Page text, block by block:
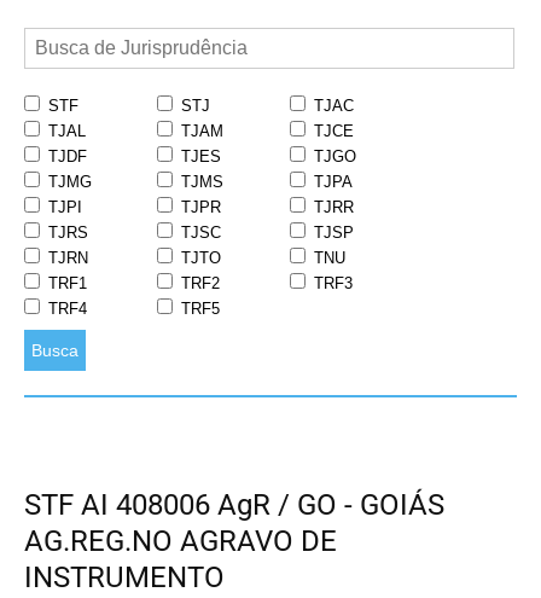
STF STJ
TJAC
TJAL
TJAM
TJCE
TJDF
TJES
TJGO
TJMG
TJMS
TJPA
TJPI
TJPR
TJRR
TJRS
TJSC
TJSP
TJRN
TJTO
TNU
TRF1
TRF2
TRF3
TRF4
TRF5
Busca
STF AI 408006 AgR / GO - GOIÁS
AG.REG.NO AGRAVO DE
INSTRUMENTO